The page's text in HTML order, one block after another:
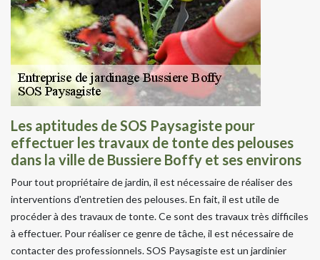
Les aptitudes de SOS Paysagiste pour
effectuer les travaux de tonte des pelouses
dans la ville de Bussiere Boffy et ses environs
Pour tout propriétaire de jardin, il est nécessaire de réaliser des
interventions d'entretien des pelouses. En fait, il est utile de
procéder à des travaux de tonte. Ce sont des travaux très difficiles
à effectuer. Pour réaliser ce genre de tâche, il est nécessaire de
contacter des professionnels. SOS Paysagiste est un jardinier